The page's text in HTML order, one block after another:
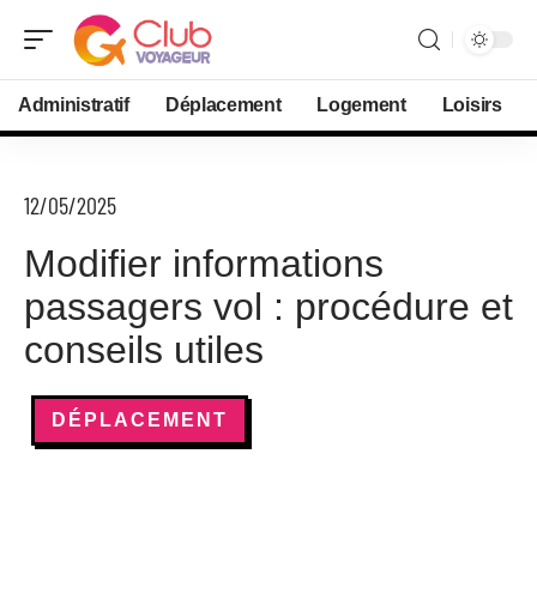
Administratif Déplacement Logement Loisirs
12/05/2025
Modifier informations
passagers vol : procédure et
conseils utiles
DÉPLACEMENT